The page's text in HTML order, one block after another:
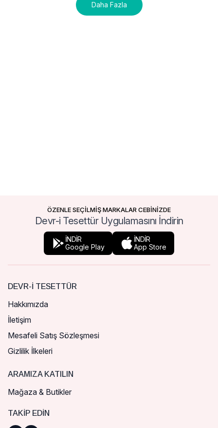
Daha Fazla
ÖZENLE SEÇİLMİŞ MARKALAR CEBİNİZDE
Devr-i Tesettür Uygulamasını İndirin
İNDİR
Google Play
İNDİR
App Store
DEVR-I TESETTÜR
Hakkımızda
İletişim
Mesafeli Satış Sözleşmesi
Gizlilik İlkeleri
ARAMIZA KATILIN
Mağaza & Butikler
TAKIP EDIN